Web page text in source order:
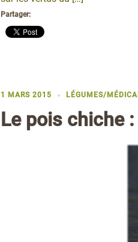
Partager:
1 MARS 2015 LÉGUMES/
Le pois chiche